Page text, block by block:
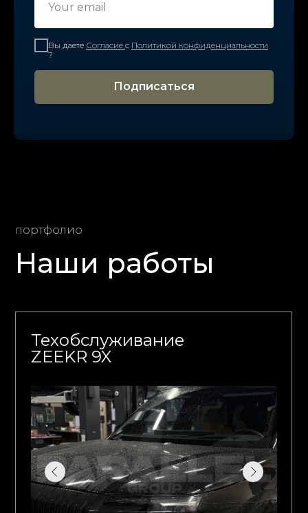
Вы даете Согласие с Политикой конфиденциальности
?
Подписаться
Наши работы
портфолио
Техобслуживание
ZEEKR 9X